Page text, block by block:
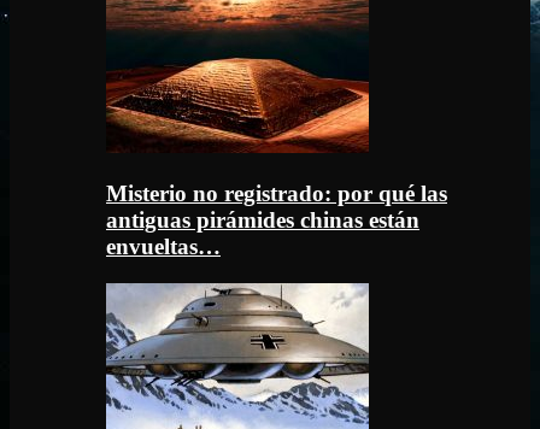
Misterio no registrado: por qué las
antiguas pirámides chinas están
envueltas…